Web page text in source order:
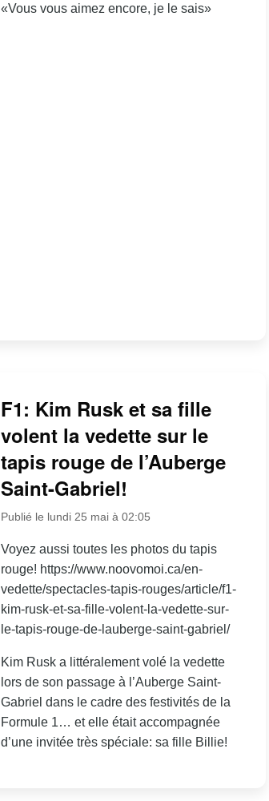
«Vous vous aimez encore, je le sais»
F1: Kim Rusk et sa fille
volent la vedette sur le
tapis rouge de l’Auberge
Saint-Gabriel!
Publié le lundi 25 mai à 02:05
Voyez aussi toutes les photos du tapis
rouge! https://www.noovomoi.ca/en-
vedette/spectacles-tapis-rouges/article/f1-
kim-rusk-et-sa-fille-volent-la-vedette-sur-
le-tapis-rouge-de-lauberge-saint-gabriel/
Kim Rusk a littéralement volé la vedette
lors de son passage à l’Auberge Saint-
Gabriel dans le cadre des festivités de la
Formule 1… et elle était accompagnée
d’une invitée très spéciale: sa fille Billie!